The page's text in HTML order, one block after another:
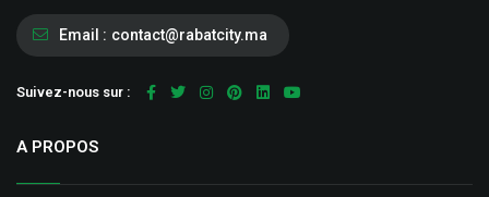
Email : contact@rabatcity.ma
Suivez-nous sur :
A PROPOS